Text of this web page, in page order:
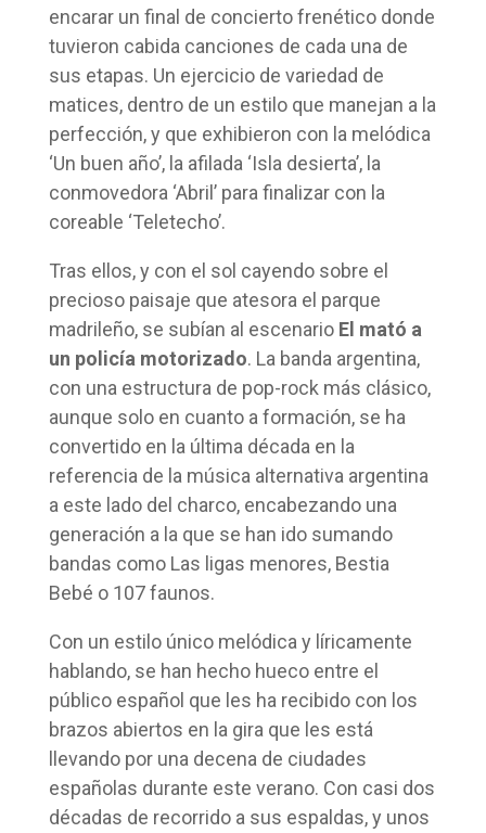
encarar un final de concierto frenético donde
tuvieron cabida canciones de cada una de
sus etapas. Un ejercicio de variedad de
matices, dentro de un estilo que manejan a la
perfección, y que exhibieron con la melódica
‘Un buen año’, la afilada ‘Isla desierta’, la
conmovedora ‘Abril’ para finalizar con la
coreable ‘Teletecho’.
Tras ellos, y con el sol cayendo sobre el
precioso paisaje que atesora el parque
madrileño, se subían al escenario El mató a
un policía motorizado. La banda argentina,
con una estructura de pop-rock más clásico,
aunque solo en cuanto a formación, se ha
convertido en la última década en la
referencia de la música alternativa argentina
a este lado del charco, encabezando una
generación a la que se han ido sumando
bandas como Las ligas menores, Bestia
Bebé o 107 faunos.
Con un estilo único melódica y líricamente
hablando, se han hecho hueco entre el
público español que les ha recibido con los
brazos abiertos en la gira que les está
llevando por una decena de ciudades
españolas durante este verano. Con casi dos
décadas de recorrido a sus espaldas, y unos